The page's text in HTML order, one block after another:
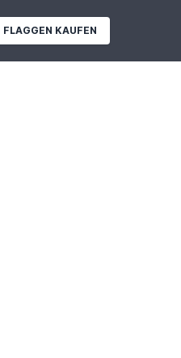
FLAGGEN KAUFEN